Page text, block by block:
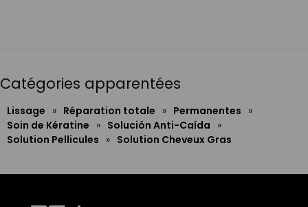
Catégories apparentées
Lissage » Réparation totale » Permanentes »
Soin de Kératine » Solución Anti-Caída »
Solution Pellicules » Solution Cheveux Gras